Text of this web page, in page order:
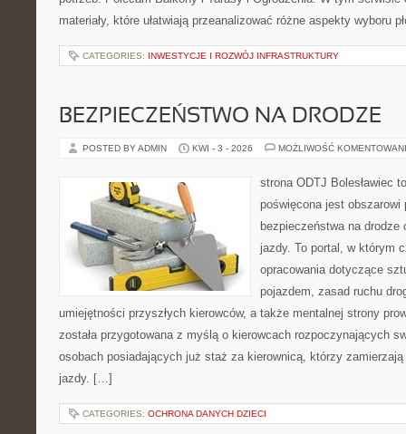
materiały, które ułatwiają przeanalizować różne aspekty wyboru
CATEGORIES: INWESTYCJE I ROZWÓJ INFRASTRUKTURY
BEZPIECZEŃSTWO NA DRODZE
POSTED BY ADMIN KWI - 3 - 2026 MOŻLIWOŚĆ
strona ODTJ Bolesławiec
poświęcona jest obszarowi
bezpieczeństwa na drodze
jazdy. To portal, w którym
opracowania dotyczące
pojazdem, zasad ruchu
umiejętności przyszłych kierowców, a także mentalnej strony
została przygotowana z myślą o kierowcach rozpoczynających
osobach posiadających już staż za kierownicą, którzy
jazdy. […]
CATEGORIES: OCHRONA DANYCH DZIECI